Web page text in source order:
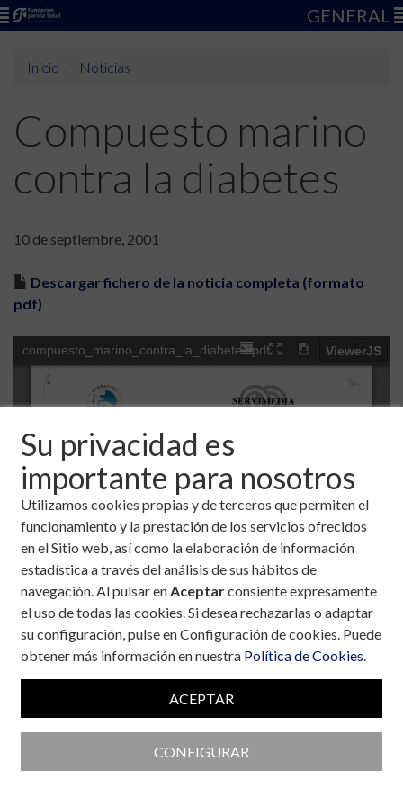
Su privacidad es
importante para nosotros
Utilizamos cookies propias y de terceros que permiten el
funcionamiento y la prestación de los servicios ofrecidos
en el Sitio web, así como la elaboración de información
estadística a través del análisis de sus hábitos de
navegación. Al pulsar enAceptarconsiente expresamente
el uso de todas las cookies. Si desea rechazarlas o adaptar
su configuración, pulse en Configuración de cookies. Puede
obtener más información en nuestra Política de Cookies.
ACEPTAR
CONFIGURAR
GENERAL
Inicio Noticias
Compuesto marino
contra la diabetes
10 de septiembre, 2001
Descargar fichero de la noticia completa (formato
pdf)
Colaboran con la Fundación